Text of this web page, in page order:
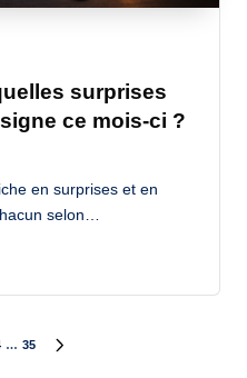
surprises
ce mois-ci ?
en surprises et en
selon…
… 35